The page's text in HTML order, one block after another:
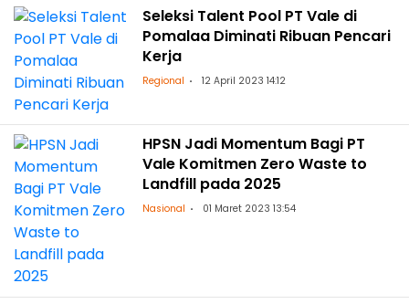
Seleksi Talent Pool PT Vale di
Pomalaa Diminati Ribuan Pencari
Kerja
Regional 12 April 2023 14:12
HPSN Jadi Momentum Bagi PT
Vale Komitmen Zero Waste to
Landfill pada 2025
Nasional 01 Maret 2023 13:54